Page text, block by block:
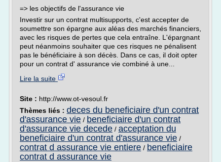
=> les objectifs de l'assurance vie
Investir sur un contrat multisupports, c'est accepter de
soumettre son épargne aux aléas des marchés financiers,
avec les risques de pertes que cela entraîne. L'épargnant
peut néanmoins souhaiter que ces risques ne pénalisent
pas le bénéficiaire à son décès. Dans ce cas, il doit opter
pour un contrat d' assurance vie combiné à une...
Lire la suite
Site : http://www.ot-vesoul.fr
Thèmes liés : deces du beneficiaire d'un contrat
d'assurance vie / beneficiaire d'un contrat
d'assurance vie decede / acceptation du
beneficiaire d'un contrat d'assurance vie /
contrat d assurance vie entiere / beneficiaire
contrat d assurance vie